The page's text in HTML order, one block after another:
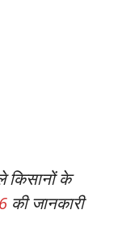
किसानों के
की जानकारी